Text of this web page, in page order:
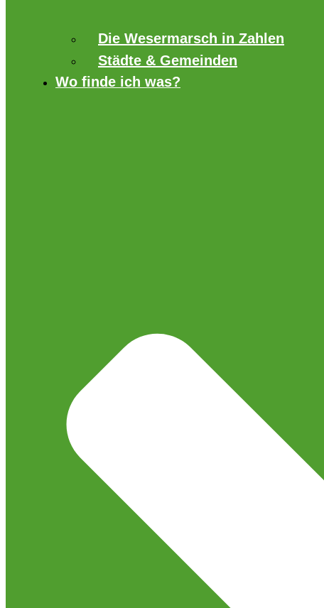
Die Wesermarsch in Zahlen
Städte & Gemeinden
Wo finde ich was?